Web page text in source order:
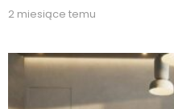
2 miesiące temu